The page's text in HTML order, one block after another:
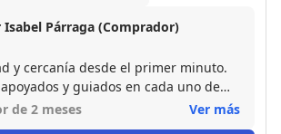
Isabel Párraga (Comprador)
y cercanía desde el primer minuto.
y guiados en cada uno de
trámites de la operación. Era una
de 2 meses Ver más